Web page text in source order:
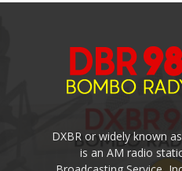
DXBR or widely known
is an AM radio